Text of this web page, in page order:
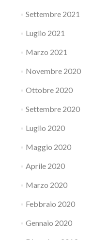
Settembre 2021
Luglio 2021
Marzo 2021
Novembre 2020
Ottobre 2020
Settembre 2020
Luglio 2020
Maggio 2020
Aprile 2020
Marzo 2020
Febbraio 2020
Gennaio 2020